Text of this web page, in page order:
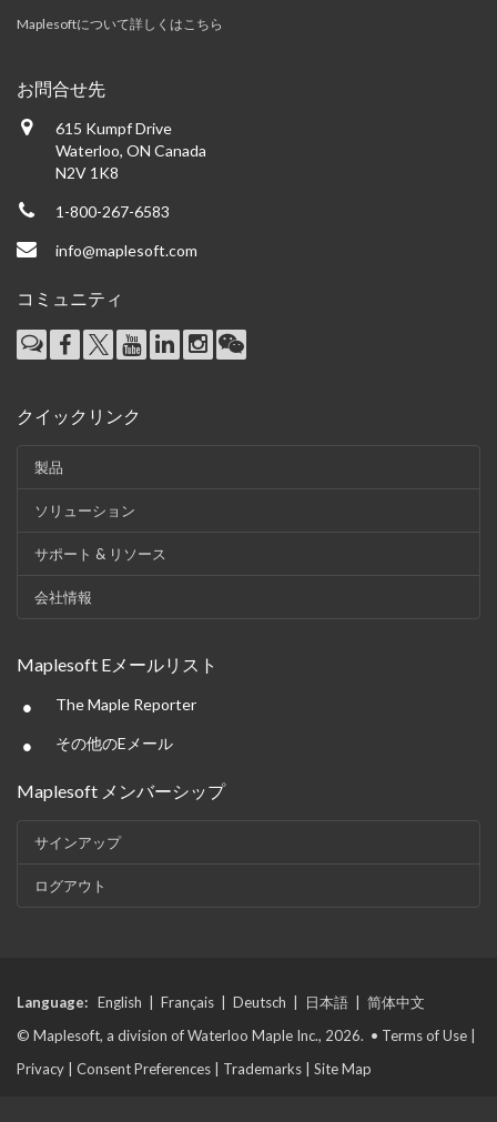
Maplesoftについて詳しくはこちら
お問合せ先
615 Kumpf Drive
Waterloo, ON Canada
N2V 1K8
1-800-267-6583
info@maplesoft.com
コミュニティ
クイックリンク
製品
ソリューション
サポート & リソース
会社情報
Maplesoft Eメールリスト
• The Maple Reporter
• その他のEメール
Maplesoft メンバーシップ
サインアップ
ログアウト
Language: English Français Deutsch 日本語
简体中文
© Maplesoft, a division of Waterloo Maple Inc., 2026. • Terms of Use
Privacy
Consent Preferences Trademarks Site Map